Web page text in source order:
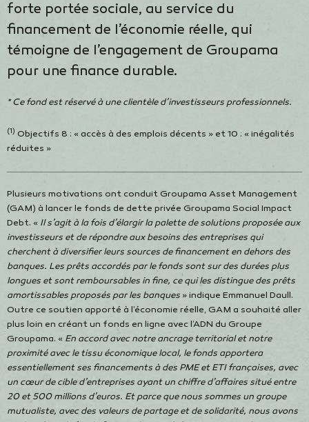
forte portée sociale, au service du
financement de l’économie réelle, qui
témoigne de l’engagement de Groupama
pour une finance durable.
* Ce fond est réservé à une clientèle d’investisseurs professionnels.
(1) Objectifs 8 : « accès à des emplois décents » et 10 : « inégalités
réduites »
Plusieurs motivations ont conduit Groupama Asset Management
(GAM) à lancer le fonds de dette privée Groupama Social Impact
Debt. « Il s’agit à la fois d’élargir la palette de solutions proposée aux
investisseurs et de répondre aux besoins des entreprises qui
cherchent à diversifier leurs sources de financement en dehors des
banques. Les prêts accordés par le fonds sont sur des durées plus
longues et sont remboursables in fine, ce qui les distingue des prêts
amortissables proposés par les banques » indique Emmanuel Daull.
Outre ce soutien apporté à l’économie réelle, GAM a souhaité aller
plus loin en créant un fonds en ligne avec l’ADN du Groupe
Groupama. « En accord avec notre ancrage territorial et notre
proximité avec le tissu économique local, le fonds apportera
essentiellement ses financements à des PME et ETI françaises, avec
un cœur de cible d’entreprises ayant un chiffre d’affaires situé entre
20 et 500 millions d’euros. Et parce que nous sommes un groupe
mutualiste, avec des valeurs de partage et de solidarité, nous avons